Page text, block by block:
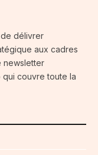
délivrer
aux cadres
newsletter
couvre toute la